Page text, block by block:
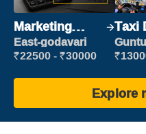
Marketing
Executive
East-godavari
₹22500 - ₹30000
Taxi
Explore